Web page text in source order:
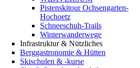
Pistenskitour Ochsengarten-
Hochoetz
Schneeschuh-Trails
Winterwanderwege
Infrastruktur & Nützliches
Berggastronomie & Hütten
Skischulen & -kurse